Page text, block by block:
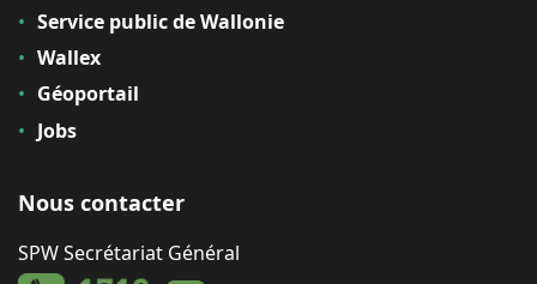
Service public de Wallonie
Wallex
Géoportail
Jobs
Nous contacter
SPW Secrétariat Général